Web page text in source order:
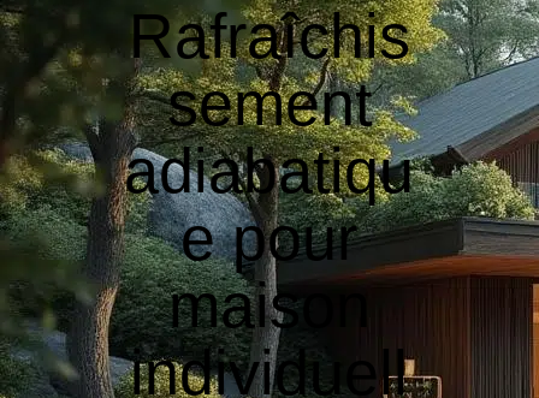
Rafraîchis
sement
adiabatiqu
e pour
maison
individuell